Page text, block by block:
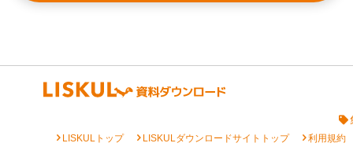
chevron_rightLISKULトップ chevron_rightLISKULダウンロードサイトトップ chevron_right利用規約